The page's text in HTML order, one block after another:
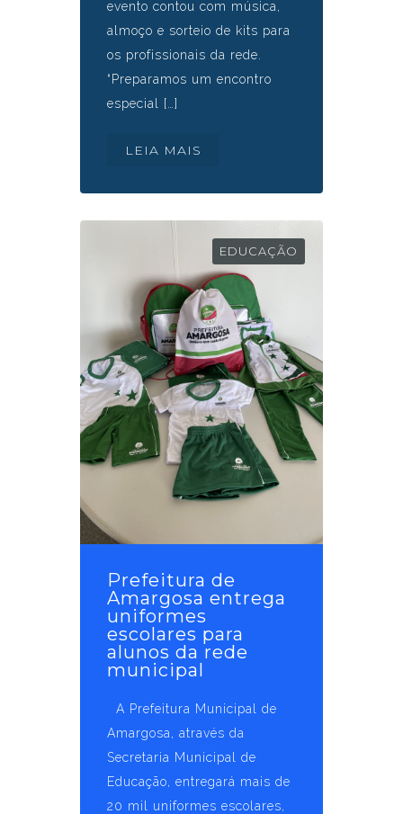
evento contou com música,
almoço e sorteio de kits para
os profissionais da rede.
“Preparamos um encontro
especial […]
LEIA MAIS
EDUCAÇÃO
Prefeitura de
Amargosa entrega
uniformes
escolares para
alunos da rede
municipal
A Prefeitura Municipal de
Amargosa, através da
Secretaria Municipal de
Educação, entregará mais de
20 mil uniformes escolares,